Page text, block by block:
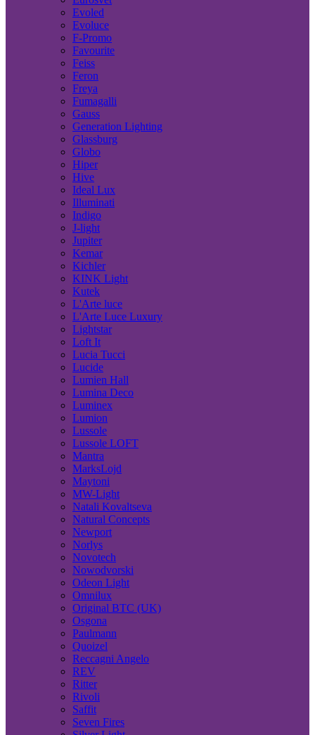
Evoled
Evoluce
F-Promo
Favourite
Feiss
Feron
Freya
Fumagalli
Gauss
Generation Lighting
Glassburg
Globo
Hiper
Hive
Ideal Lux
Illuminati
Indigo
J-light
Jupiter
Kemar
Kichler
KINK Light
Kutek
L'Arte luce
L'Arte Luce Luxury
Lightstar
Loft It
Lucia Tucci
Lucide
Lumien Hall
Lumina Deco
Luminex
Lumion
Lussole
Lussole LOFT
Mantra
MarksLojd
Maytoni
MW-Light
Natali Kovaltseva
Natural Concepts
Newport
Norlys
Novotech
Nowodvorski
Odeon Light
Omnilux
Original BTC (UK)
Osgona
Paulmann
Quoizel
Reccagni Angelo
REV
Ritter
Rivoli
Saffit
Seven Fires